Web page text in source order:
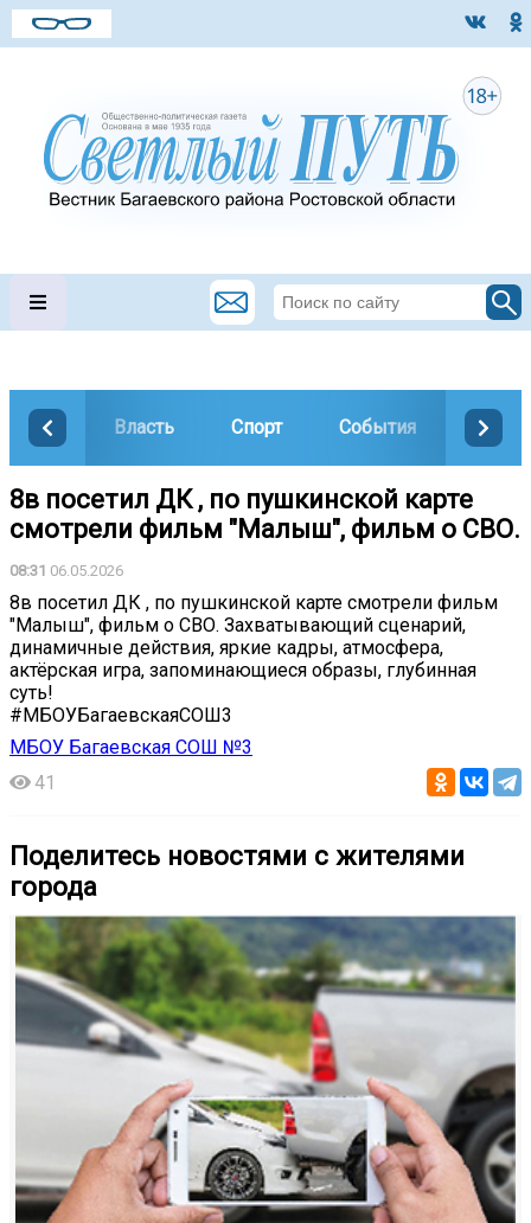
Власть Спорт События
8в посетил ДК , по пушкинской карте
смотрели фильм "Малыш", фильм о СВО.
08:31 06.05.2026
8в посетил ДК , по пушкинской карте смотрели фильм
"Малыш", фильм о СВО. Захватывающий сценарий,
динамичные действия, яркие кадры, атмосфера,
актёрская игра, запоминающиеся образы, глубинная
суть!
#МБОУБагаевскаяСОШ3
МБОУ Багаевская СОШ №3
41
Поделитесь новостями с жителями
города